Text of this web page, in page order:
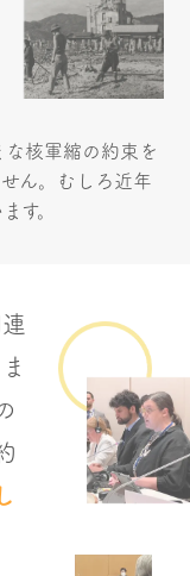
核軍縮の約束を
ん。むしろ近年
す。